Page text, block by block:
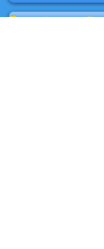
Батьківський